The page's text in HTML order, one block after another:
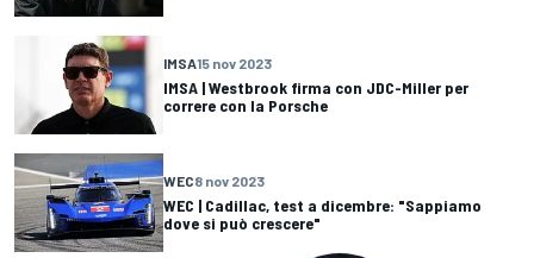
IMSA15 nov 2023
IMSA | Westbrook firma con JDC-Miller per
correre con la Porsche
WEC8 nov 2023
WEC | Cadillac, test a dicembre: "Sappiamo
dove si può crescere"